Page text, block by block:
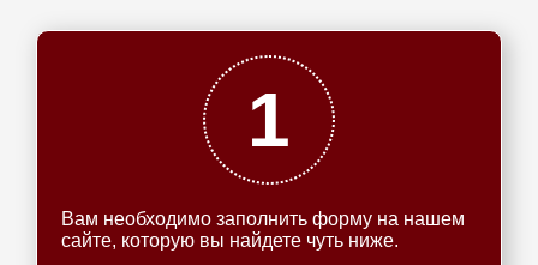
1
Вам необходимо заполнить форму на нашем
сайте, которую вы найдете чуть ниже.